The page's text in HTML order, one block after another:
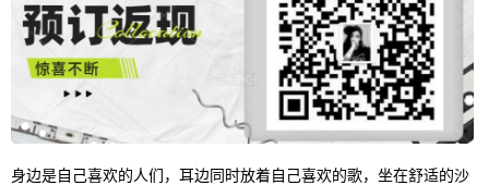
身边是自己喜欢的人们，耳边同时放着自己喜欢的歌，坐在舒适的沙